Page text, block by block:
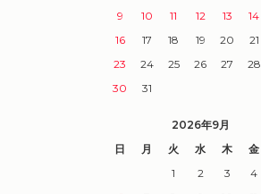
9
10 11 12 13 14
16
17 18 19 20 21
23
24 25 26 27 28
30
31
2026年9月
日
月 火 水 木 金
1
2 3 4